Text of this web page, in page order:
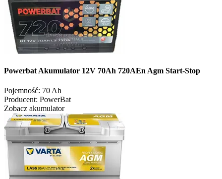
Powerbat Akumulator 12V 70Ah 720AEn Agm Start-Stop
Pojemność: 70 Ah
Producent: PowerBat
Zobacz akumulator